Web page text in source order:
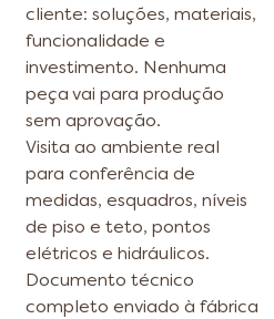
cliente: soluções, materiais,
funcionalidade e
investimento. Nenhuma
peça vai para produção
sem aprovação.
Visita ao ambiente real
para conferência de
medidas, esquadros, níveis
de piso e teto, pontos
elétricos e hidráulicos.
Documento técnico
completo enviado à fábrica